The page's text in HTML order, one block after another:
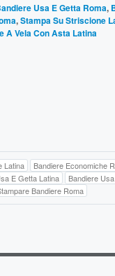
Usa E Getta Roma,
,Stampa Su Striscione
A Vela Con Asta Latina
Latina
Bandiere Economiche
E Getta Latina
Bandiere
Bandiere Roma